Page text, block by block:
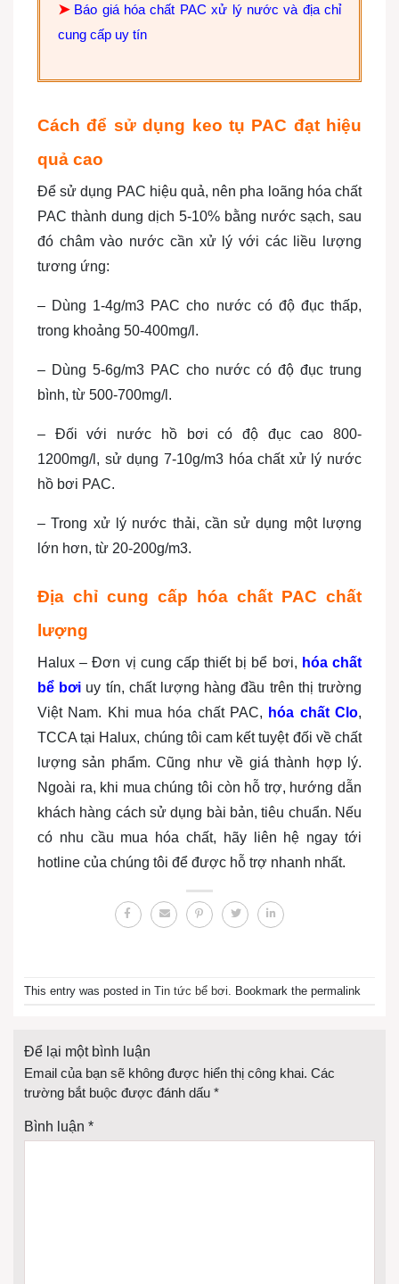
➤ Báo giá hóa chất PAC xử lý nước và địa chỉ
cung cấp uy tín
Cách để sử dụng keo tụ PAC đạt hiệu
quả cao
Để sử dụng PAC hiệu quả, nên pha loãng hóa chất
PAC thành dung dịch 5-10% bằng nước sạch, sau
đó châm vào nước cần xử lý với các liều lượng
tương ứng:
– Dùng 1-4g/m3 PAC cho nước có độ đục thấp,
trong khoảng 50-400mg/l.
– Dùng 5-6g/m3 PAC cho nước có độ đục trung
bình, từ 500-700mg/l.
– Đối với nước hồ bơi có độ đục cao 800-
1200mg/l, sử dụng 7-10g/m3hóa chất xử lý nước
hồ bơi PAC.
– Trong xử lý nước thải, cần sử dụng một lượng
lớn hơn, từ 20-200g/m3.
Địa chỉ cung cấp hóa chất PAC chất
lượng
Halux – Đơn vị cung cấp thiết bị bể bơi, hóa chất
bể bơi uy tín, chất lượng hàng đầu trên thị trường
Việt Nam. Khi mua hóa chất PAC, hóa chất Clo,
TCCA tại Halux, chúng tôi cam kết tuyệt đối về chất
lượng sản phẩm. Cũng như về giá thành hợp lý.
Ngoài ra, khi mua chúng tôi còn hỗ trợ, hướng dẫn
khách hàng cách sử dụng bài bản, tiêu chuẩn. Nếu
có nhu cầu mua hóa chất, hãy liên hệ ngay tới
hotline của chúng tôi để được hỗ trợ nhanh nhất.
This entry was posted in Tin tức bể bơi . Bookmark the permalink
Để lại một bình luận
Email của bạn sẽ không được hiển thị công khai. Các
trường bắt buộc được đánh dấu *
Bình luận *